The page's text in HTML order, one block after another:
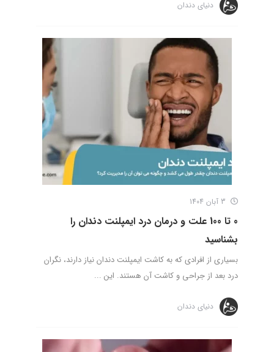
دنیای دندان
0 تا 100 علت و درمان درد ایمپلنت دندان را
بشناسید
بسیاری از افرادی که به کاشت ایمپلنت دندان نیاز دارند، نگران
درد بعد از جراحی و کاشت آن هستند. این ...
دنیای دندان